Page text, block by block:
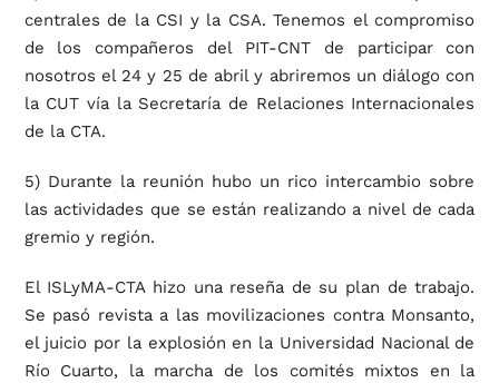
centrales de la CSI y la CSA. Tenemos el compromiso
de los compañeros del PIT-CNT de participar con
nosotros el 24 y 25 de abril y abriremos un diálogo con
la CUT vía la Secretaría de Relaciones Internacionales
de la CTA.
5) Durante la reunión hubo un rico intercambio sobre
las actividades que se están realizando a nivel de cada
gremio y región.
El ISLyMA-CTA hizo una reseña de su plan de trabajo.
Se pasó revista a las movilizaciones contra Monsanto,
el juicio por la explosión en la Universidad Nacional de
Río Cuarto, la marcha de los comités mixtos en la